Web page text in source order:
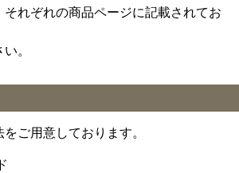
れぞれの商品ページに記載されてお
。
ご用意しております。